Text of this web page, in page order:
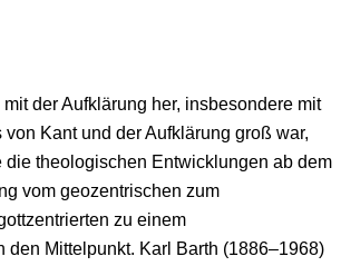
der Aufklärung her, insbesondere mit
Kant und der Aufklärung groß war,
theologischen Entwicklungen ab dem
vom geozentrischen zum
zu einem
den Mittelpunkt. Karl Barth (1886–1968)